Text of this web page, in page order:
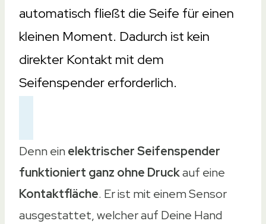
383gr.
290gr.
300gr.
Standort
Freistehend oder Wandmontage
Freistehend
Freistehend oder Wandmontage
Freistehend oder Wandmontage
automatisch fließt die Seife für einen
kleinen Moment. Dadurch ist kein
direkter Kontakt mit dem
Seifenspender erforderlich.
Denn einelektrischer Seifenspender
funktioniert ganz ohne Druckauf eine
Kontaktfläche. Er ist mit einem Sensor
ausgestattet, welcher auf Deine Hand